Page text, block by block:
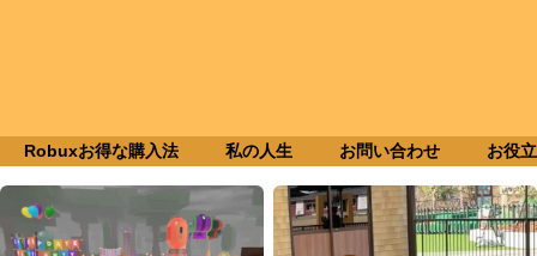
Robuxお得な購入法 私の人生 お問い合わせ お役